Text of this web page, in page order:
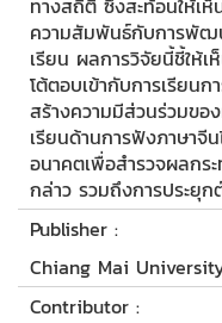
ทางสถิติ ซึ่งสะท้อนให้เห็
ความสัมพันธ์กับการพัฒ
เรียน ผลการวิจัยนี้ชี้ให้เ
โต้ตอบเข้ากับการเรียน
สร้างความมีส่วนร่วมข
เรียนด้านการฟังภาษาจี
อนาคตเพื่อสำรวจผลกร
กล่าว รวมถึงการประยุ
Publisher :
Chiang Mai
Contributor :